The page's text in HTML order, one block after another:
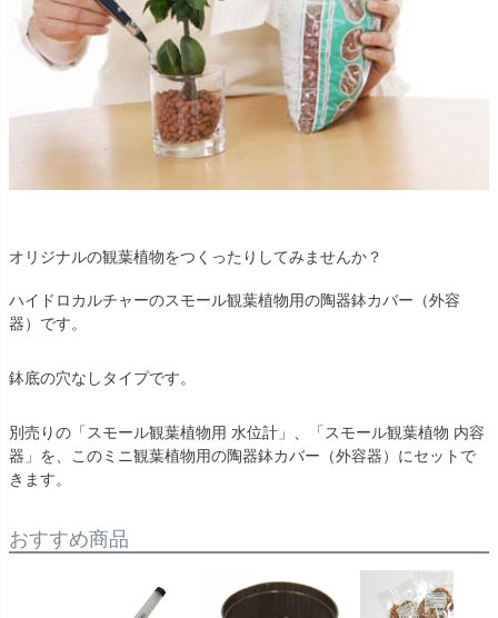
オリジナルの観葉植物をつくったりしてみませんか？
ハイドロカルチャーのスモール観葉植物用の陶器鉢カバー（外容
器）です。
鉢底の穴なしタイプです。
別売りの「スモール観葉植物用 水位計」、「スモール観葉植物 内容
器」を、このミニ観葉植物用の陶器鉢カバー（外容器）にセットで
きます。
おすすめ商品